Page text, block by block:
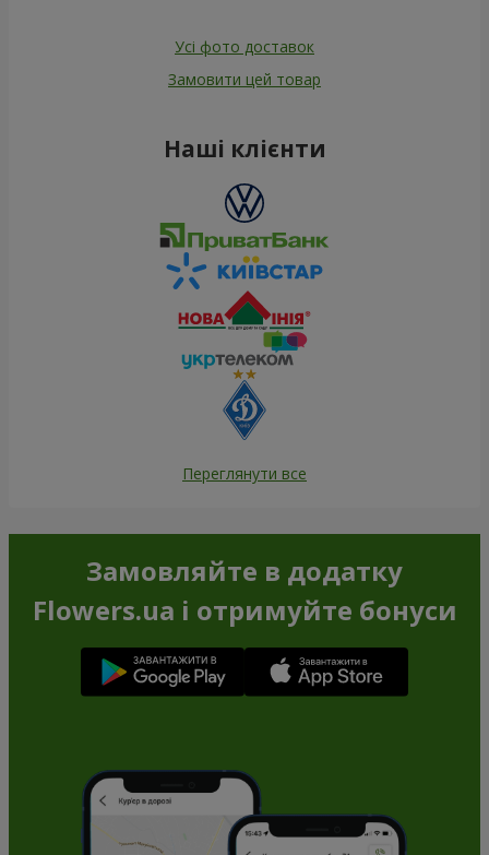
Усі фото доставок
Замовити цей товар
Наші клієнти
Переглянути все
Замовляйте в додатку
Flowers.ua і отримуйте бонуси